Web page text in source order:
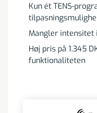
Kun ét TENS-
Mangler intensitet
Høj pris på 1.345
funktionaliteten